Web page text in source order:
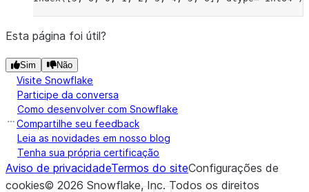
Esta página foi útil?
Sim Não
Visite Snowflake
Participe da conversa
Como desenvolver com Snowflake
Compartilhe seu feedback
Leia as novidades em nosso blog
Tenha sua própria certificação
Aviso de privacidadeTermos do siteConfigurações de
cookies© 2026 Snowflake, Inc. Todos os direitos